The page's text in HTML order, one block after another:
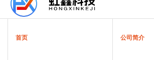
首页 公司简介